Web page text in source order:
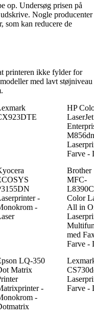
op. Undersøg prisen på
Nogle producenter
som kan reducere de
printeren ikke fylder for
med lavt støjniveau
HP
LaserJet
M856dn
Farve -
-
-
Brother
MFC-
Color
All in
med
Farve -
LQ-350
Matrix
-
-
Farve -